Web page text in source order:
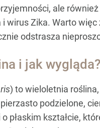
ale
wirus Zika. Warto
odstrasza
i jak wygląda?
) to wieloletnia
podzielone,
płaskim kształcie,